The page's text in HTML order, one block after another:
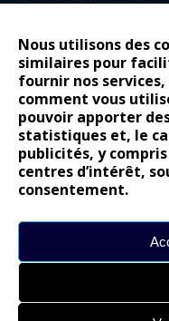
Nous utilisons des
similaires pour
fournir nos
comment vous
pouvoir apporter
statistiques et, le
publicités, y
centres d’intérêt,
consentement.
mariadansNouvelle Opel
Site
chargement